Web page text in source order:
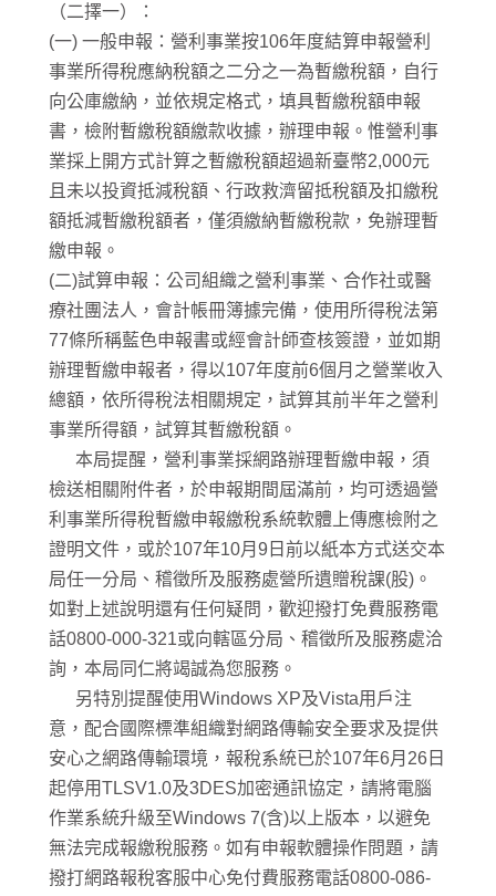
（二擇一）：
(一) 一般申報：營利事業按106年度結算申報營利
事業所得稅應納稅額之二分之一為暫繳稅額，自行
向公庫繳納，並依規定格式，填具暫繳稅額申報
書，檢附暫繳稅額繳款收據，辦理申報。惟營利事
業採上開方式計算之暫繳稅額超過新臺幣2,000元
且未以投資抵減稅額、行政救濟留抵稅額及扣繳稅
額抵減暫繳稅額者，僅須繳納暫繳稅款，免辦理暫
繳申報。
(二)試算申報：公司組織之營利事業、合作社或醫
療社團法人，會計帳冊簿據完備，使用所得稅法第
77條所稱藍色申報書或經會計師查核簽證，並如期
辦理暫繳申報者，得以107年度前6個月之營業收入
總額，依所得稅法相關規定，試算其前半年之營利
事業所得額，試算其暫繳稅額。
本局提醒，營利事業採網路辦理暫繳申報，須
檢送相關附件者，於申報期間屆滿前，均可透過營
利事業所得稅暫繳申報繳稅系統軟體上傳應檢附之
證明文件，或於107年10月9日前以紙本方式送交本
局任一分局、稽徵所及服務處營所遺贈稅課(股)。
如對上述說明還有任何疑問，歡迎撥打免費服務電
話0800-000-321或向轄區分局、稽徵所及服務處洽
詢，本局同仁將竭誠為您服務。
另特別提醒使用Windows XP及Vista用戶注
意，配合國際標準組織對網路傳輸安全要求及提供
安心之網路傳輸環境，報稅系統已於107年6月26日
起停用TLSV1.0及3DES加密通訊協定，請將電腦
作業系統升級至Windows 7(含)以上版本，以避免
無法完成報繳稅服務。如有申報軟體操作問題，請
撥打網路報稅客服中心免付費服務電話0800-086-